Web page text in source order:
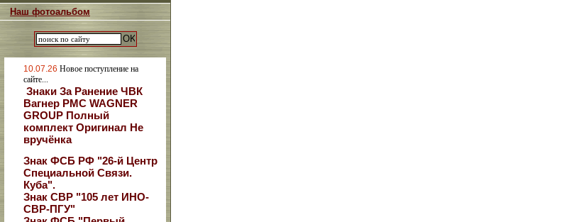
Наш фотоальбом
10.07.26 Новое поступление на
сайте...
Знаки За Ранение ЧВК
Вагнер РМС WAGNER
GROUP Полный
комплект Оригинал Не
вручёнка
Знак ФСБ РФ "26-й Центр
Специальной Связи.
Куба".
Знак СВР "105 лет ИНО-
СВР-ПГУ"